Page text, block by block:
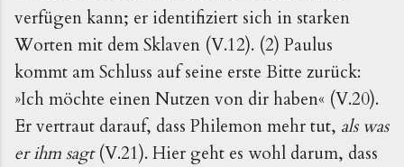
verfügen kann; er identifiziert sich in starken
Worten mit dem Sklaven (V.12). (2) Paulus
kommt am Schluss auf seine erste Bitte zurück:
»Ich möchte einen Nutzen von dir haben« (V.20).
Er vertraut darauf, dass Philemon mehr tut, als was
er ihm sagt(V.21). Hier geht es wohl darum, dass